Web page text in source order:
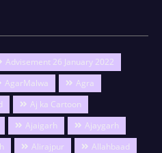
Advisement 26 January 2022
AgarMalwa
Agra
Aj ka Cartoon
Ajaigarh
Ajaygarh
Alirajpur
Allahbaad